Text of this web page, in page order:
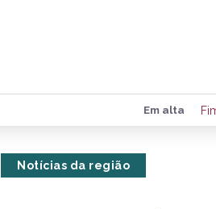
Em alta
Notícias da região